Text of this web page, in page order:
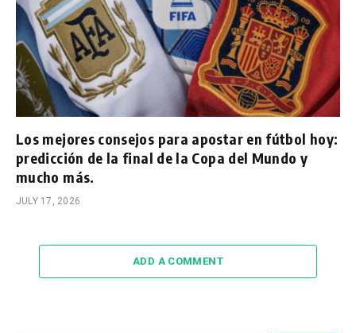
Los mejores consejos para apostar en fútbol hoy:
predicción de la final de la Copa del Mundo y
mucho más.
JULY 17, 2026
ADD A COMMENT